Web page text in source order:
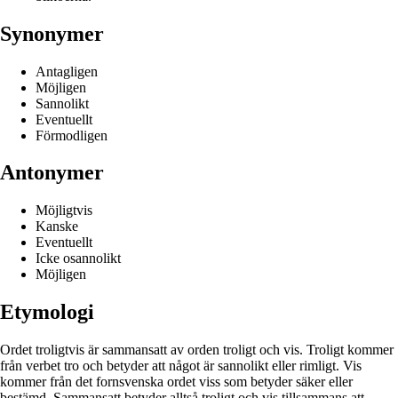
Synonymer
Antagligen
Möjligen
Sannolikt
Eventuellt
Förmodligen
Antonymer
Möjligtvis
Kanske
Eventuellt
Icke osannolikt
Möjligen
Etymologi
Ordet troligtvis är sammansatt av orden troligt och vis. Troligt kommer
från verbet tro och betyder att något är sannolikt eller rimligt. Vis
kommer från det fornsvenska ordet viss som betyder säker eller